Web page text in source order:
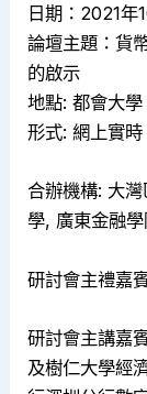
日期：2021年
論壇主題：貨
的啟示
地點: 都會大學
形式: 網上實時
合辦機構: 大
學, 廣東金融
研討會主禮嘉
研討會主講嘉
及樹仁大學經